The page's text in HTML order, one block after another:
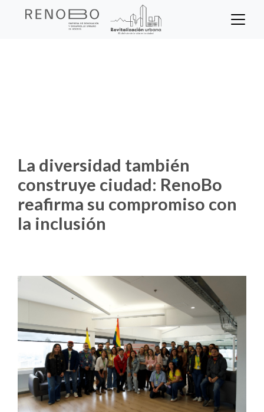
Sitio Web Empresa de
Noticias
La diversidad también
construye ciudad: RenoBo
reafirma su compromiso con
la inclusión